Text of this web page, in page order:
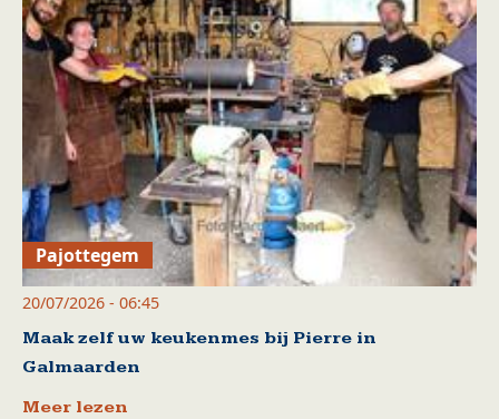
Pajottegem
20/07/2026 - 06:45
Maak zelf uw keukenmes bij Pierre in
Galmaarden
Meer lezen